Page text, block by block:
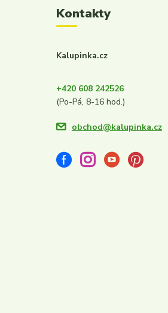
Kontakty
Kalupinka.cz
+420 608 242526
(Po-Pá, 8-16 hod.)
obchod@kalupinka.cz